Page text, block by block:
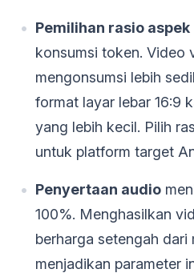
Pemilihan rasio aspek
konsumsi token. Video
mengonsumsi lebih
format layar lebar 16:9
yang lebih kecil. Pilih
untuk platform target
Penyertaan audio
100%. Menghasilkan
berharga setengah
menjadikan parameter